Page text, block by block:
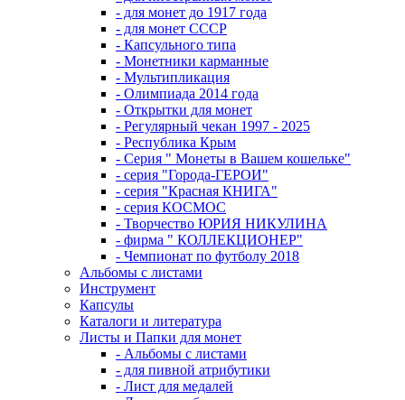
- для монет до 1917 года
- для монет СССР
- Капсульного типа
- Монетники карманные
- Мультипликация
- Олимпиада 2014 года
- Открытки для монет
- Регулярный чекан 1997 - 2025
- Республика Крым
- Серия " Монеты в Вашем кошельке"
- серия "Города-ГЕРОИ"
- серия "Красная КНИГА"
- серия КОСМОС
- Творчество ЮРИЯ НИКУЛИНА
- фирма " КОЛЛЕКЦИОНЕР"
- Чемпионат по футболу 2018
Альбомы с листами
Инструмент
Капсулы
Каталоги и литература
Листы и Папки для монет
- Альбомы с листами
- для пивной атрибутики
- Лист для медалей